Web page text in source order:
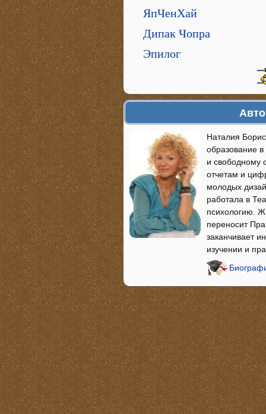
ЯпЧенХай
Дипак Чопра
Эпилог
Наталия
образование в
и свободному
отчетам и
молодых
работала в
психологию.
переносит
заканчивает
изучении и